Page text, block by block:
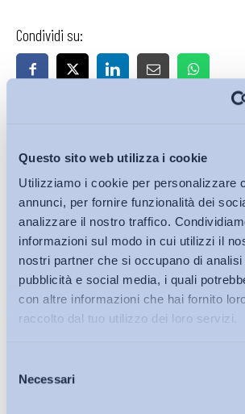
Questo sito web utilizza i cookie
Utilizziamo i cookie per personalizzare
annunci, per fornire funzionalità dei
analizzare il nostro traffico.
informazioni sul modo in cui utilizzi il
nostri partner che si occupano di analisi
pubblicità e social media, i quali
con altre informazioni che hai fornito
raccolto dal tuo utilizzo dei loro servizi.
delNecessariBollettini ADAPT
Condividi su: